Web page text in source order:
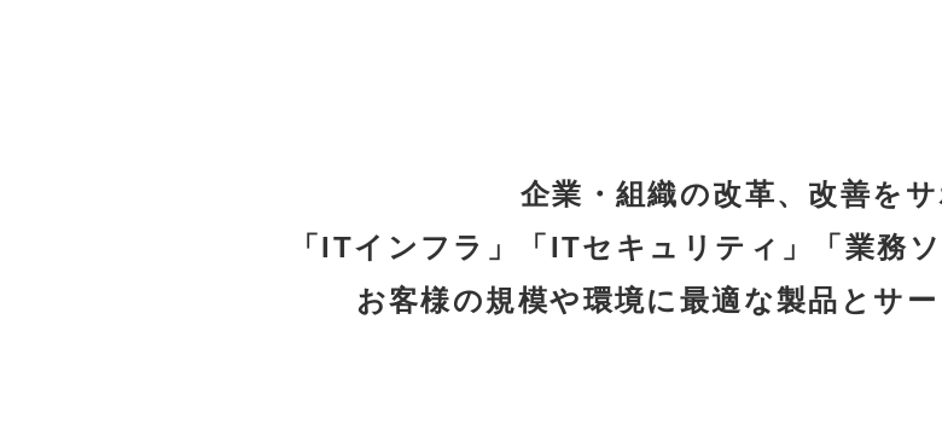
企業・組織の改革、改善を
「ITインフラ」「ITセキュリティ」「業務
お客様の規模や環境に最適な製品とサ